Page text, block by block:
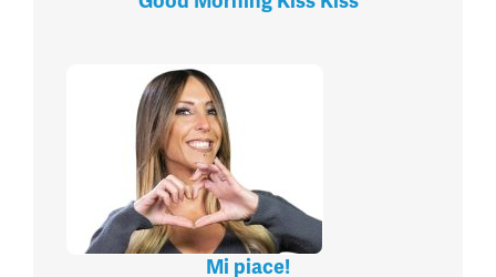
Mi piace!